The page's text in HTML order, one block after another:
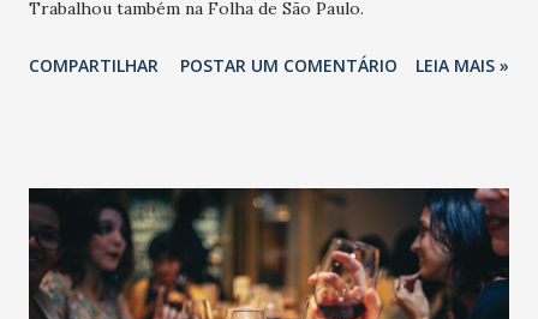
Trabalhou também na Folha de São Paulo.
COMPARTILHAR POSTAR UM COMENTÁRIO LEIA MAIS »